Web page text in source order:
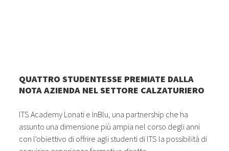
QUATTRO STUDENTESSE PREMIATE DALLA
NOTA AZIENDA NEL SETTORE CALZATURIERO
ITS Academy Lonati e InBlu, una partnership che ha
assunto una dimensione più ampia nel corso degli anni
con l'obiettivo di offrire agli studenti di ITS la possibilità di